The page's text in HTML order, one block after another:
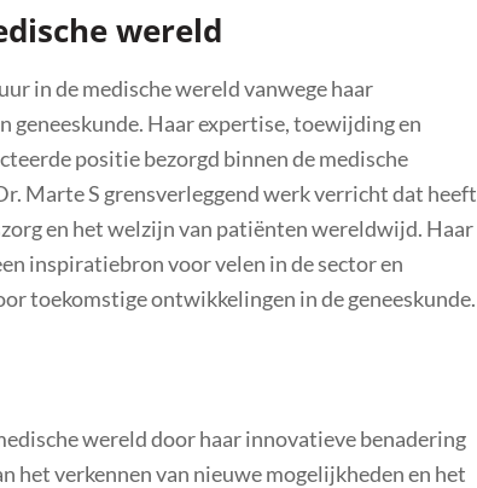
wereld
in de medische wereld vanwege haar
geneeskunde. Haar expertise, toewijding en
positie bezorgd binnen de medische
Marte S grensverleggend werk verricht dat heeft
en het welzijn van patiënten wereldwijd. Haar
inspiratiebron voor velen in de sector en
toekomstige ontwikkelingen in de geneeskunde.
wereld door haar innovatieve benadering
het verkennen van nieuwe mogelijkheden en het